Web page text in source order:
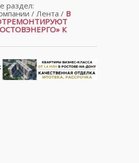
раздел:
/ Лента / В
К